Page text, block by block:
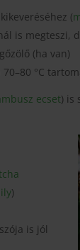
(
is megteszi,
(ha van)
°C
ecset) is
)
is jól